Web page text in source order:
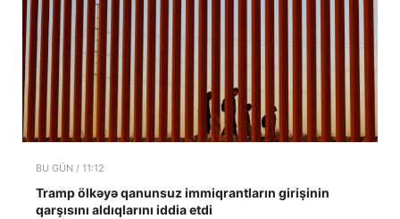
BU GÜN / 11:12
Tramp ölkəyə qanunsuz immiqrantların girişinin
qarşısını aldıqlarını iddia etdi